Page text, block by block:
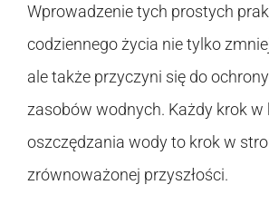
Wprowadzenie tych prostych
codziennego życia nie tylko
ale także przyczyni się do
zasobów wodnych. Każdy krok w
oszczędzania wody to krok w
zrównoważonej przyszłości.